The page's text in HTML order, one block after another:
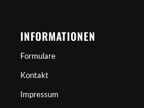
INFORMATIONEN
Formulare
Kontakt
Impressum